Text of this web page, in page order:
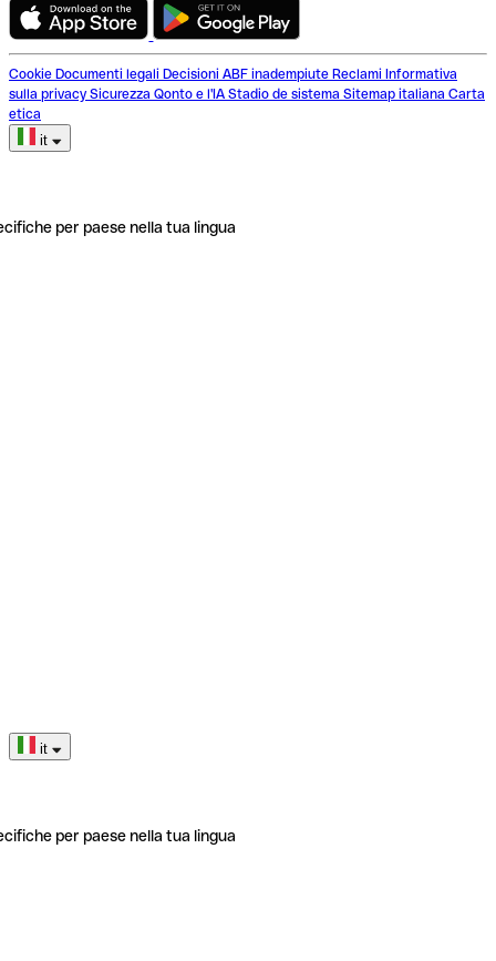
Cookie Documenti legali Decisioni ABF inadempiute Reclami Informativa
sulla privacy Sicurezza Qonto e l'IA Stadio de sistema Sitemap italiana Carta
etica
it
per paese nella tua lingua
it
per paese nella tua lingua